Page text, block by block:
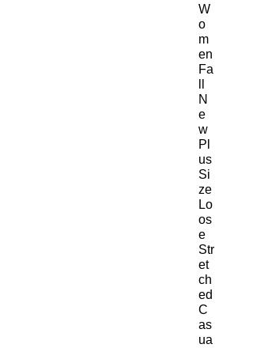
W
o
m
en
Fa
N
e
w
Pl
us
Si
ze
Lo
os
e
Str
et
ch
ed
C
as
ua